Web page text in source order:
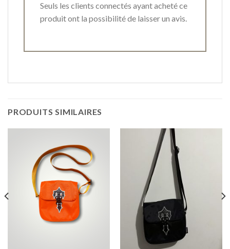
Seuls les clients connectés ayant acheté ce
produit ont la possibilité de laisser un avis.
PRODUITS SIMILAIRES